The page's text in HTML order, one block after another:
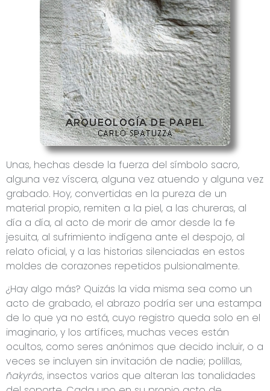
Unas, hechas desde la fuerza del símbolo sacro,
alguna vez víscera, alguna vez atuendo y alguna vez
grabado. Hoy, convertidas en la pureza de un
material propio, remiten a la piel, a las chureras, al
día a día, al acto de morir de amor desde la fe
jesuita, al sufrimiento indígena ante el despojo, al
relato oficial, y a las historias silenciadas en estos
moldes de corazones repetidos pulsionalmente.
¿Hay algo más? Quizás la vida misma sea como un
acto de grabado, el abrazo podría ser una estampa
de lo que ya no está, cuyo registro queda solo en el
imaginario, y los artífices, muchas veces están
ocultos, como seres anónimos que decido incluir, o a
veces se incluyen sin invitación de nadie; polillas,
ñakyrás, insectos varios que alteran las tonalidades